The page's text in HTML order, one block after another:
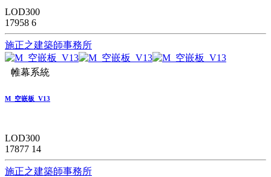
LOD300
17958 6
施正之建築師事務所
帷幕系統
M_空嵌板_V13
LOD300
17877 14
施正之建築師事務所